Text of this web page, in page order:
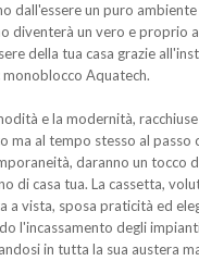
dall'essere un puro ambiente
diventerà un vero e proprio
della tua casa grazie
monoblocco Aquatech.
e la modernità,
ma al tempo stesso al passo
daranno un tocco
di casa tua. La cassetta,
a vista, sposa praticità ed
l'incassamento degli
in tutta la sua austera